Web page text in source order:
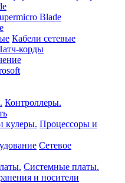
Blade
Кабели сетевые
корды
Контроллеры.
Процессоры и
Сетевое
Системные платы.